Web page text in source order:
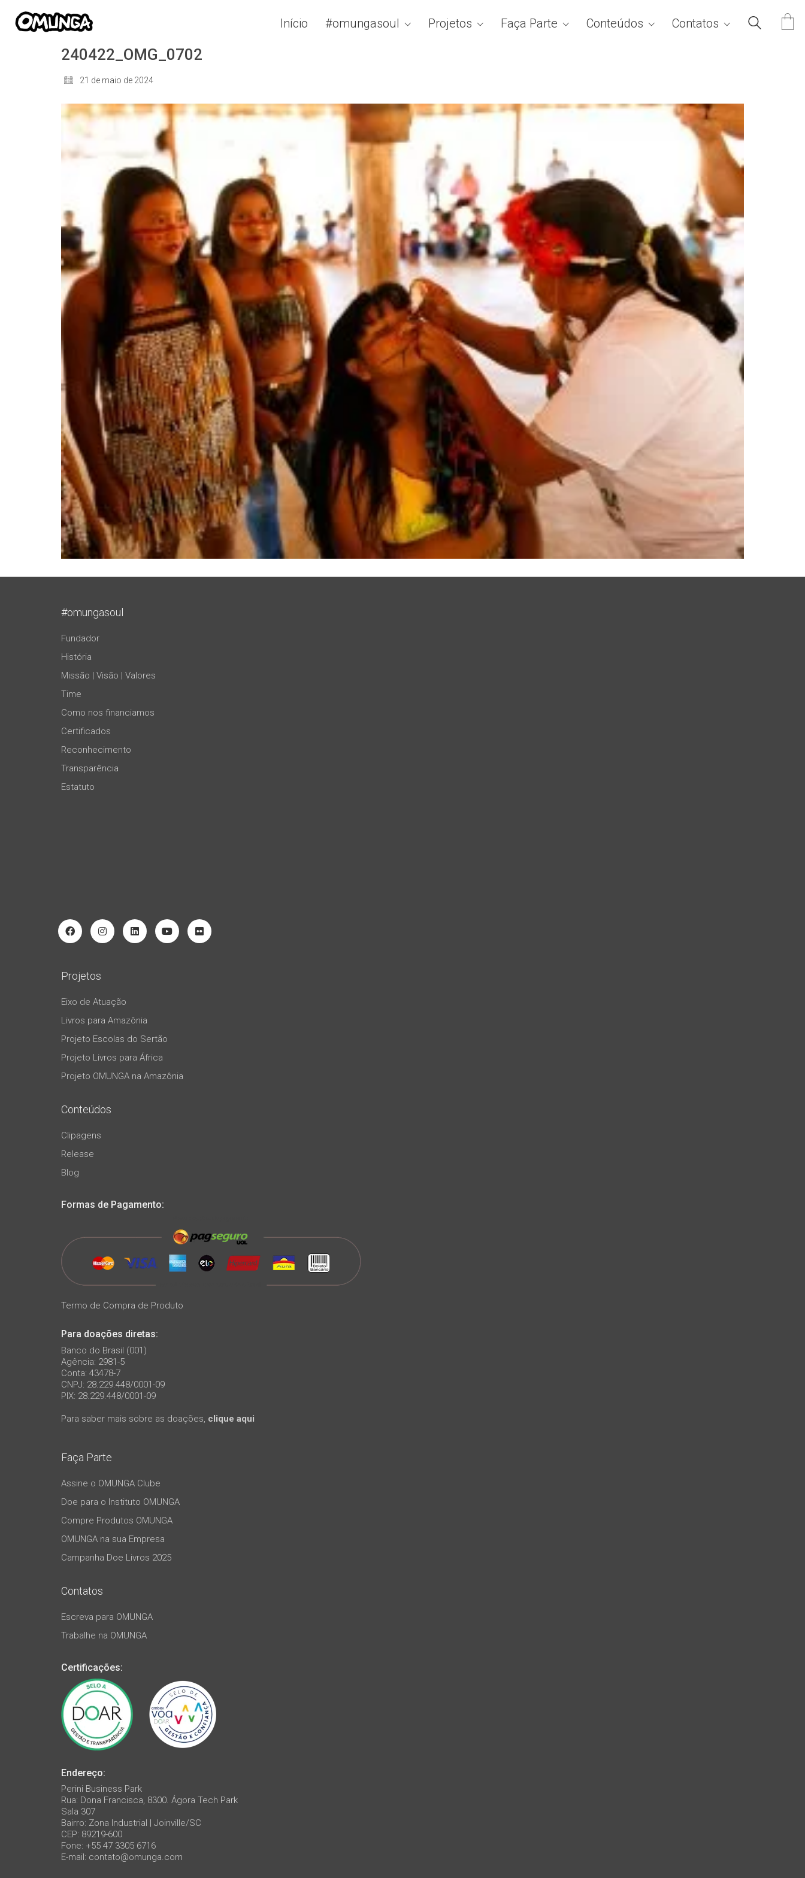
Início #omungasoul Projetos Faça Parte Conteúdos Contatos
240422_OMG_0702
21 de maio de 2024
#omungasoul
Fundador
História
Missão | Visão | Valores
Time
Como nos financiamos
Certificados
Reconhecimento
Transparência
Estatuto
Projetos
Eixo de Atuação
Livros para Amazônia
Projeto Escolas do Sertão
Projeto Livros para África
Projeto OMUNGA na Amazônia
Conteúdos
Clipagens
Release
Blog
Formas de Pagamento:
Termo de Compra de Produto
Para doações diretas:
Banco do Brasil (001)
Agência: 2981-5
Conta: 43478-7
CNPJ: 28.229.448/0001-09
PIX: 28.229.448/0001-09
Para saber mais sobre as doações, clique aqui
Faça Parte
Assine o OMUNGA Clube
Doe para o Instituto OMUNGA
Compre Produtos OMUNGA
OMUNGA na sua Empresa
Campanha Doe Livros 2025
Contatos
Escreva para OMUNGA
Trabalhe na OMUNGA
Certificações:
Endereço:
Perini Business Park
Rua: Dona Francisca, 8300. Ágora Tech Park
Sala 307
Bairro: Zona Industrial | Joinville/SC
CEP: 89219-600
Fone: +55 47 3305 6716
E-mail: contato@omunga.com